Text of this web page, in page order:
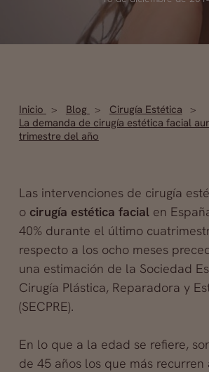
Inicio Blog
Cirugía Estética
La demanda de cirugía estética facial
trimestre del año
Las intervenciones de cirugía
o cirugía estética facialen
40% durante el último
respecto a los ocho meses
una estimación de la Sociedad
Cirugía Plástica, Reparadora y
(SECPRE).
En lo que a la edad se refiere,
de 45 años los que más